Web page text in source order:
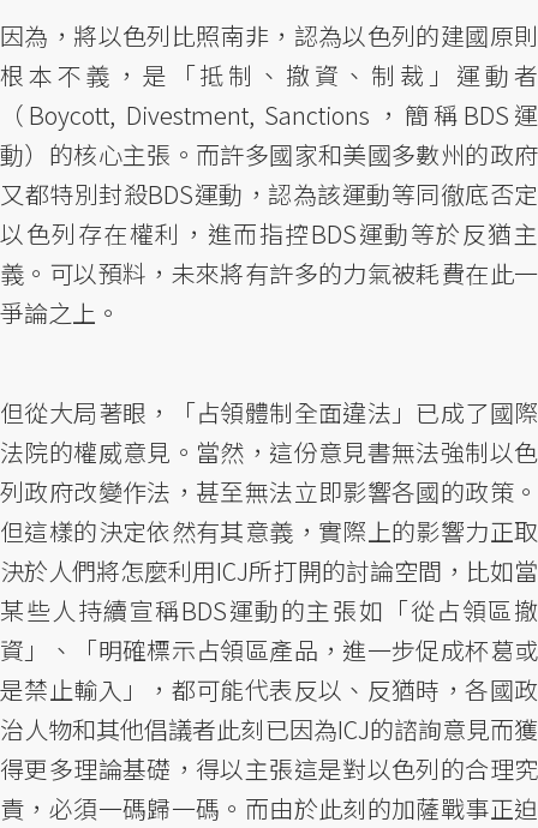
因為，將以色列比照南非，認為以色列的建國原則
根本不義，是「抵制、撤資、制裁」運動者
（Boycott, Divestment, Sanctions，簡稱BDS運
動）的核心主張。而許多國家和美國多數州的政府
又都特別封殺BDS運動，認為該運動等同徹底否定
以色列存在權利，進而指控BDS運動等於反猶主
義。可以預料，未來將有許多的力氣被耗費在此一
爭論之上。
但從大局著眼，「占領體制全面違法」已成了國際
法院的權威意見。當然，這份意見書無法強制以色
列政府改變作法，甚至無法立即影響各國的政策。
但這樣的決定依然有其意義，實際上的影響力正取
決於人們將怎麼利用ICJ所打開的討論空間，比如當
某些人持續宣稱BDS運動的主張如「從占領區撤
資」、「明確標示占領區產品，進一步促成杯葛或
是禁止輸入」，都可能代表反以、反猶時，各國政
治人物和其他倡議者此刻已因為ICJ的諮詢意見而獲
得更多理論基礎，得以主張這是對以色列的合理究
責，必須一碼歸一碼。而由於此刻的加薩戰事正迫